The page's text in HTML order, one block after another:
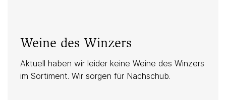
Weine des Winzers
Aktuell haben wir leider keine Weine des Winzers
im Sortiment. Wir sorgen für Nachschub.